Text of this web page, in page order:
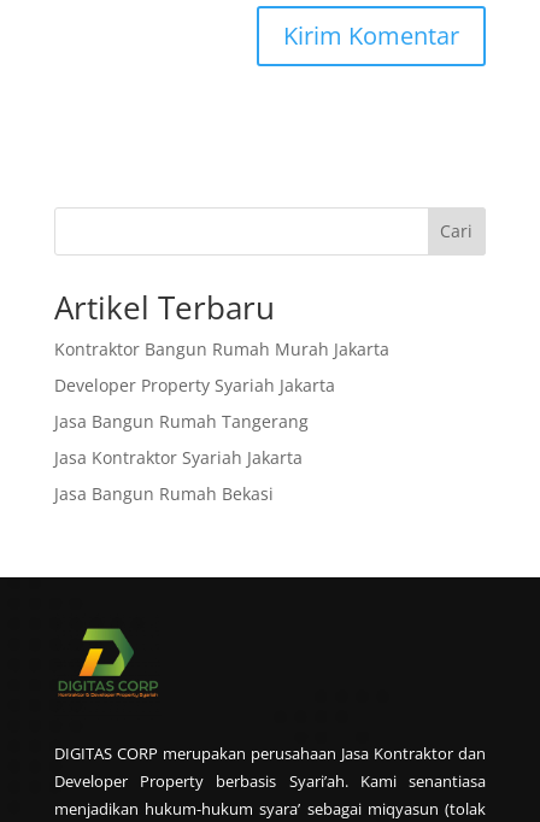
Cari
Artikel Terbaru
Kontraktor Bangun Rumah Murah Jakarta
Developer Property Syariah Jakarta
Jasa Bangun Rumah Tangerang
Jasa Kontraktor Syariah Jakarta
Jasa Bangun Rumah Bekasi
DIGITAS CORP merupakan perusahaan Jasa Kontraktor dan
Developer Property berbasis Syari’ah. Kami senantiasa
menjadikan hukum-hukum syara’ sebagai miqyasun (tolak